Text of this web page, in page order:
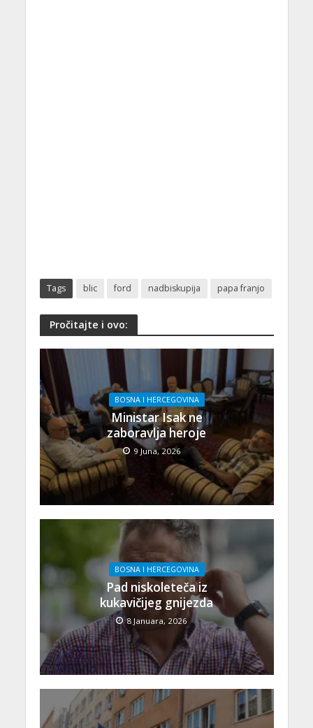
Tags blic ford nadbiskupija papa franjo
Pročitajte i ovo:
BOSNA I HERCEGOVINA
Ministar Isak ne
zaboravlja heroje
9 Juna, 2026
BOSNA I HERCEGOVINA
Pad niskoleteča iz
kukavičijeg gnijezda
8 Januara, 2026